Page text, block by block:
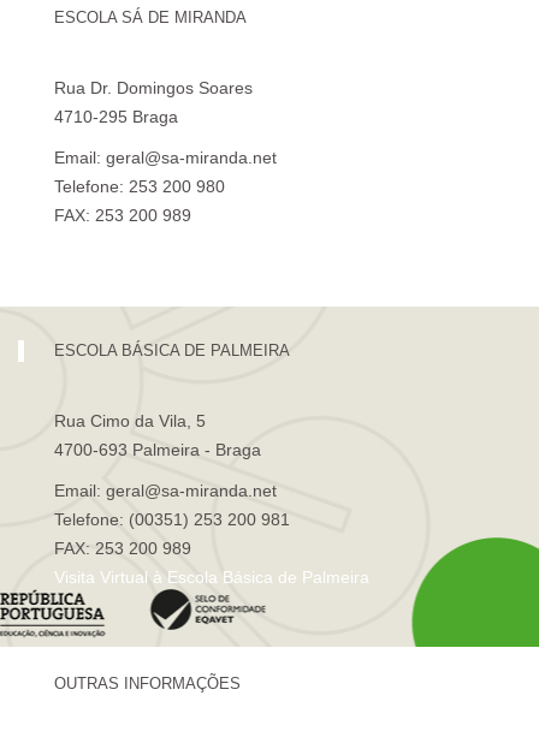
ESCOLA SÁ DE MIRANDA
Rua Dr. Domingos Soares
4710-295 Braga
Email: geral@sa-miranda.net
Telefone: 253 200 980
FAX: 253 200 989
ESCOLA BÁSICA DE PALMEIRA
Rua Cimo da Vila, 5
4700-693 Palmeira - Braga
Email: geral@sa-miranda.net
Telefone: (00351) 253 200 981
FAX: 253 200 989
Visita Virtual à Escola Básica de Palmeira
OUTRAS INFORMAÇÕES